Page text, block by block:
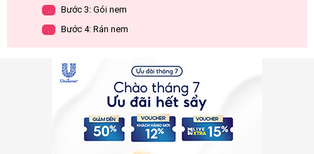
. Bước 3: Gói nem
. Bước 4: Rán nem